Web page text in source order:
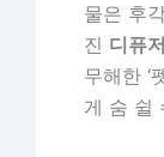
물은 후
진 디퓨
무해한 ‘
게 숨 쉴